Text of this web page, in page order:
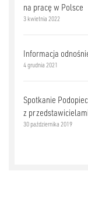
na pracę w Polsce
3 kwietnia 2022
Informacja
4 grudnia 2021
Spotkanie
z
30 października 2019